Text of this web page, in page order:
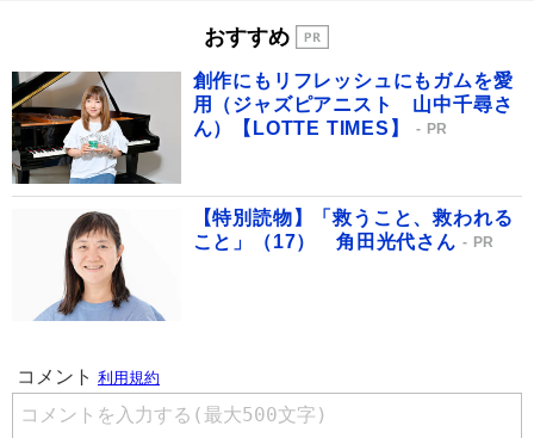
おすすめ
創作にもリフレッシュにもガムを愛
用（ジャズピアニスト 山中千尋さ
ん）【LOTTE TIMES】
PR
【特別読物】「救うこと、救われる
こと」（17） 角田光代さん
PR